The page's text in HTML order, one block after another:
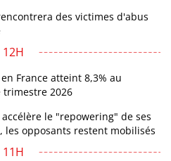
des victimes d'abus
12H
France atteint 8,3% au
trimestre 2026
accélère le "repowering" de ses
les opposants restent mobilisés
11H